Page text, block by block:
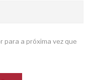
para a próxima vez que